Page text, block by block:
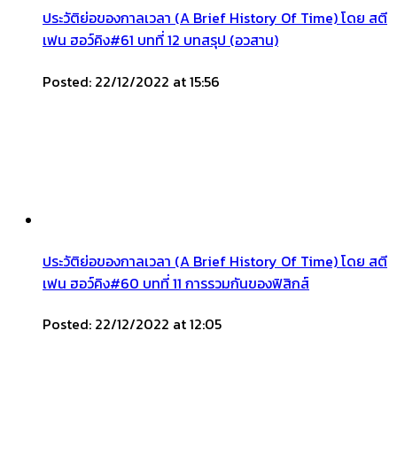
ประวัติย่อของกาลเวลา (A Brief History Of Time) โดย สตี
เฟน ฮอว์คิง#61 บทที่ 12 บทสรุป (อวสาน)
Posted: 22/12/2022 at 15:56
ประวัติย่อของกาลเวลา (A Brief History Of Time) โดย สตี
เฟน ฮอว์คิง#60 บทที่ 11 การรวมกันของฟิสิกส์
Posted: 22/12/2022 at 12:05